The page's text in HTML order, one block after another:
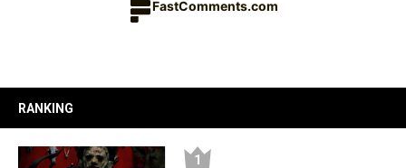
FastComments.com
RANKING